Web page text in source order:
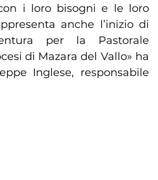
i loro bisogni e le loro
anche l’inizio di
per la Pastorale
di Mazara del Vallo» ha
Inglese, responsabile